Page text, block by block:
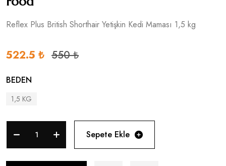
Reflex Plus British Shorthair Yetişkin Kedi Maması 1,5 kg
522.5 ₺ 550 ₺
BEDEN
1,5 KG
Sepete Ekle